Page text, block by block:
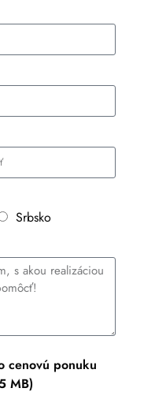
Srbsko
cenovú ponuku
MB)